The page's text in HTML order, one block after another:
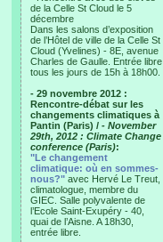
de la Celle St Cloud le 5
décembre
Dans les salons d’exposition
de l’Hôtel de ville de la Celle St
Cloud (Yvelines) - 8E, avenue
Charles de Gaulle. Entrée libre
tous les jours de 15h à 18h00.
- 29 novembre 2012 :
Rencontre-débat sur les
changements climatiques à
Pantin (Paris) / - November
29th, 2012 : Climate Change
conference (Paris):
"Le changement
climatique: où en sommes-
nous?" avec Hervé Le Treut,
climatologue, membre du
GIEC. Salle polyvalente de
l’Ecole Saint-Exupéry - 40,
quai de l’Aisne. A 18h30,
entrée libre.